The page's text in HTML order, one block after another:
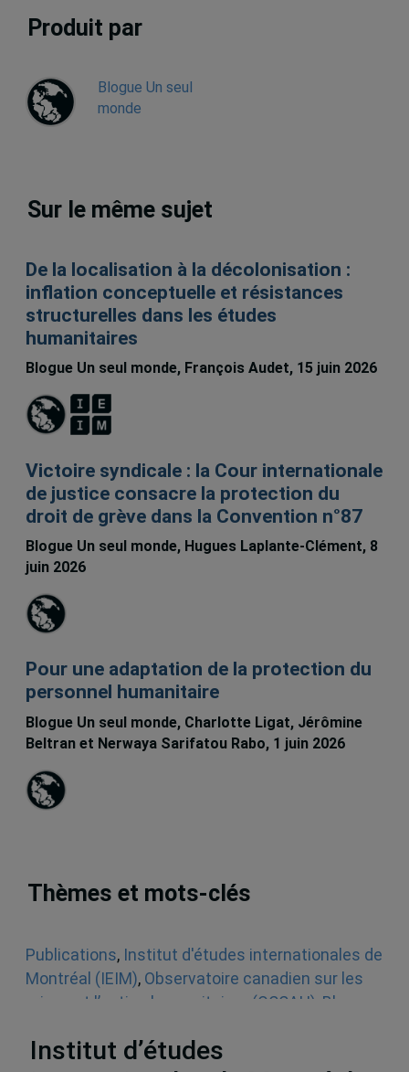
Produit par
Blogue Un seul
monde
Sur le même sujet
De la localisation à la décolonisation :
inflation conceptuelle et résistances
structurelles dans les études
humanitaires
Blogue Un seul monde, François Audet, 15 juin 2026
Victoire syndicale : la Cour internationale
de justice consacre la protection du
droit de grève dans la Convention n°87
Blogue Un seul monde, Hugues Laplante-Clément, 8
juin 2026
Pour une adaptation de la protection du
personnel humanitaire
Blogue Un seul monde, Charlotte Ligat, Jérômine
Beltran et Nerwaya Sarifatou Rabo, 1 juin 2026
Thèmes et mots-clés
Publications, Institut d'études internationales de
Montréal (IEIM), Observatoire canadien sur les
crises et l’action humanitaires (OCCAH) Blogue
Institut d’études